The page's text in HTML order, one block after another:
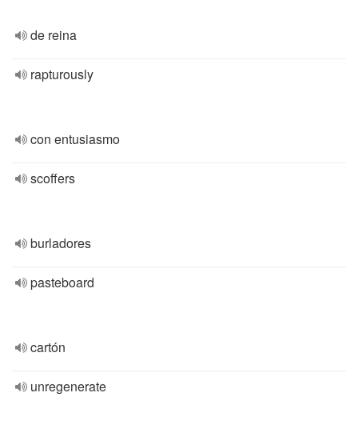
de reina
rapturously
con entusiasmo
scoffers
burladores
pasteboard
cartón
unregenerate